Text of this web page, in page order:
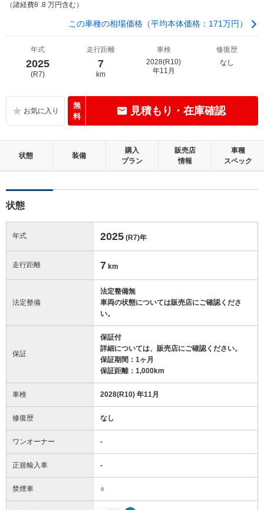
（諸経費8 .8 万円含む）
この車種の相場価格（平均本体価格：171万円）
年式
2025
(R7)
走行距離
7
km
車検
2028(R10)
年11月
修復歴
なし
無
料
見積もり・在庫確認
状態 装備
購入
プラン
販売店
情報
車種
スペック
状態
年式 2025 (R7)年
走行距離 7 km
法定整備
法定整備無
車両の状態については販売店にご確認くださ
い。
保証
保証付
詳細については、販売店にご確認ください。
保証期間：1ヶ月
保証距離：1,000km
車検 2028(R10) 年11月
修復歴 なし
ワンオーナー -
正規輸入車 -
禁煙車 ○